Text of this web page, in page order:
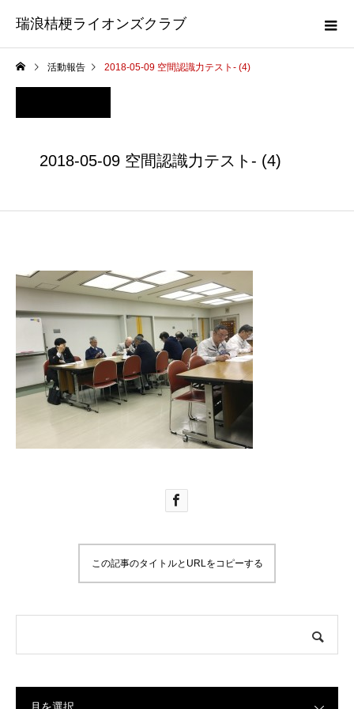
瑞浪桔梗ライオンズクラブ
活動報告 2018-05-09 空間認識力テスト- (4)
2018-05-09 空間認識力テスト- (4)
この記事のタイトルとURLをコピーする